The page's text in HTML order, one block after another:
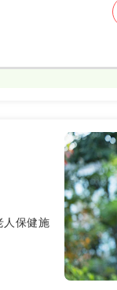
人保健施